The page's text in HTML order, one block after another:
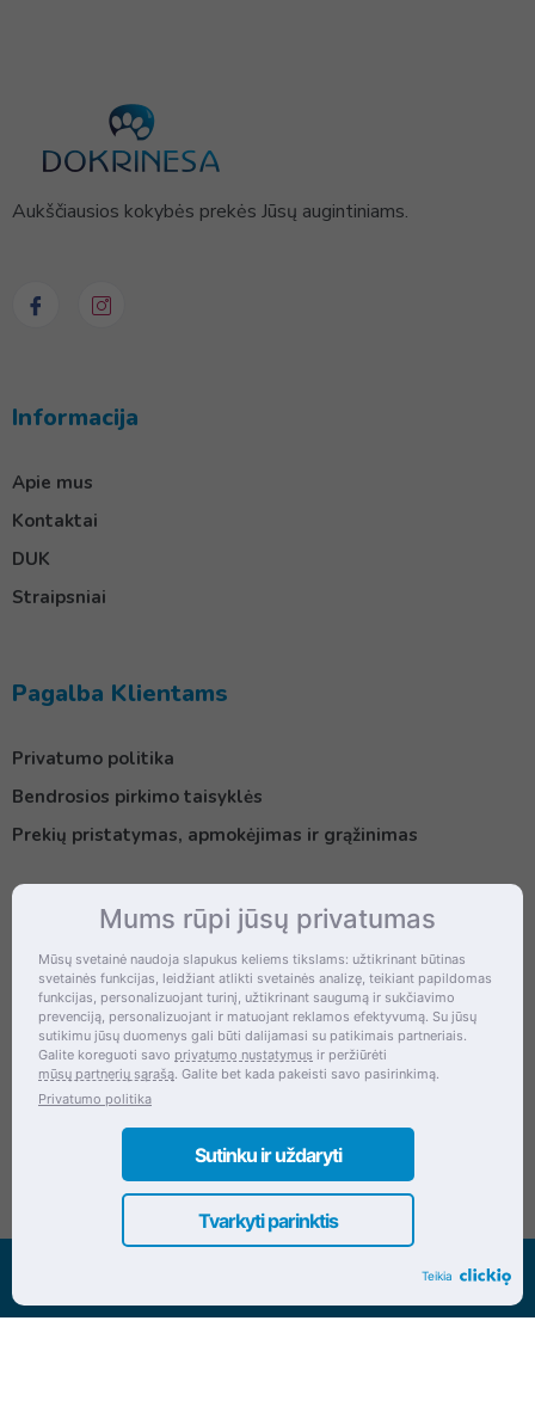
Aukščiausios kokybės prekės Jūsų augintiniams.
Informacija
Apie mus
Kontaktai
DUK
Straipsniai
Pagalba Klientams
Privatumo politika
Bendrosios pirkimo taisyklės
Prekių pristatymas, apmokėjimas ir grąžinimas
Kontaktai
Šventupės g. 28, Kaunas, Lietuva
+370 (672) 27 650
info@dokrinesa.lt
MB PETHOMEPEOPLE
Įmonės kodas: 305695822
Visos teisės saugomos www.dokrinesa.lt
Mums rūpi jūsų privatumas
Mūsų svetainė naudoja slapukus keliems tikslams: užtikrinant būtinas
svetainės funkcijas, leidžiant atlikti svetainės analizę, teikiant papildomas
funkcijas, personalizuojant turinį, užtikrinant saugumą ir sukčiavimo
prevenciją, personalizuojant ir matuojant reklamos efektyvumą. Su jūsų
sutikimu jūsų duomenys gali būti dalijamasi su patikimais partneriais.
Galite koreguoti savo privatumo nustatymus ir peržiūrėti
mūsų partnerių sąrašą. Galite bet kada pakeisti savo pasirinkimą.
Privatumo politika
Tvarkyti parinktis
Sutinku ir uždaryti
Teikia